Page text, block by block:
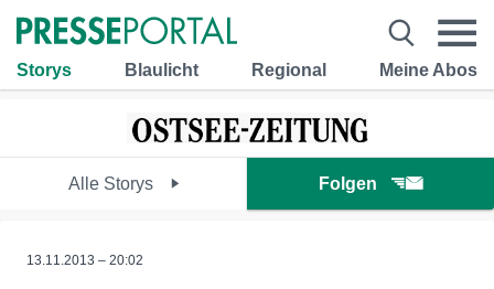
Storys Blaulicht Regional Meine Abos
Alle Storys Folgen
13.11.2013 – 20:02